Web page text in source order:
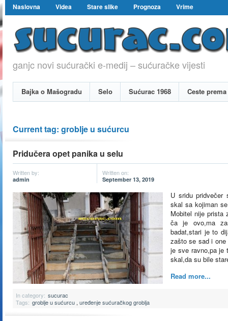
Naslovna Videa Stare slike Prognoza Vrime
ganjc novi sućurački e-medij – sućuračke vijesti
Bajka o Mašogradu Selo Sućurac 1968 Ceste
Current tag: groblje u sućurcu
Pridučera opet panika u selu
Written by:
admin
Written on:
September 13, 2019
U sridu pridvečer
skal sa kojiman
Mobitel nije prista
ča je ovo,ma
badat,stari je to
zašto se sad i one
je sve ravno,pa je
skal,da su bile
Read more...
In category: sucurac
Tags: groblje u sućurcu , uređenje sućuračkog groblja